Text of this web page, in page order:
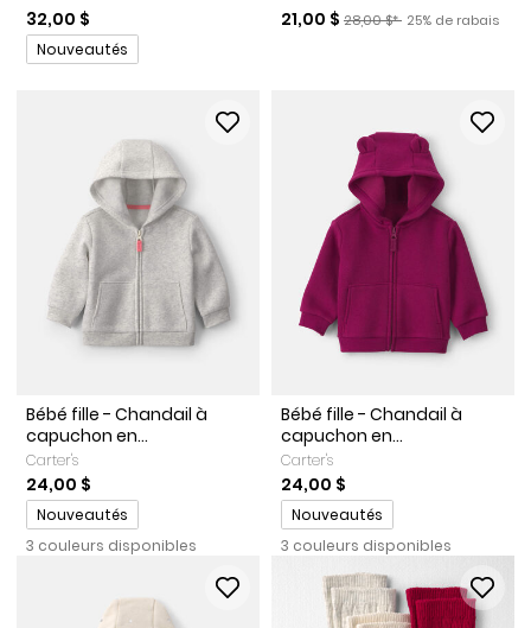
32,00 $
Promotions
Nouveautés
Prix de solde
21,00 $ Prix ​​de détail suggéré par
28,00 $* Pourcentage de
25% de rabais
Bébé fille - Chandail à
capuchon en...
Carter's
24,00 $
Promotions
Nouveautés
3 couleurs disponibles
Bébé fille - Chandail à
capuchon en...
Carter's
24,00 $
Promotions
Nouveautés
3 couleurs disponibles